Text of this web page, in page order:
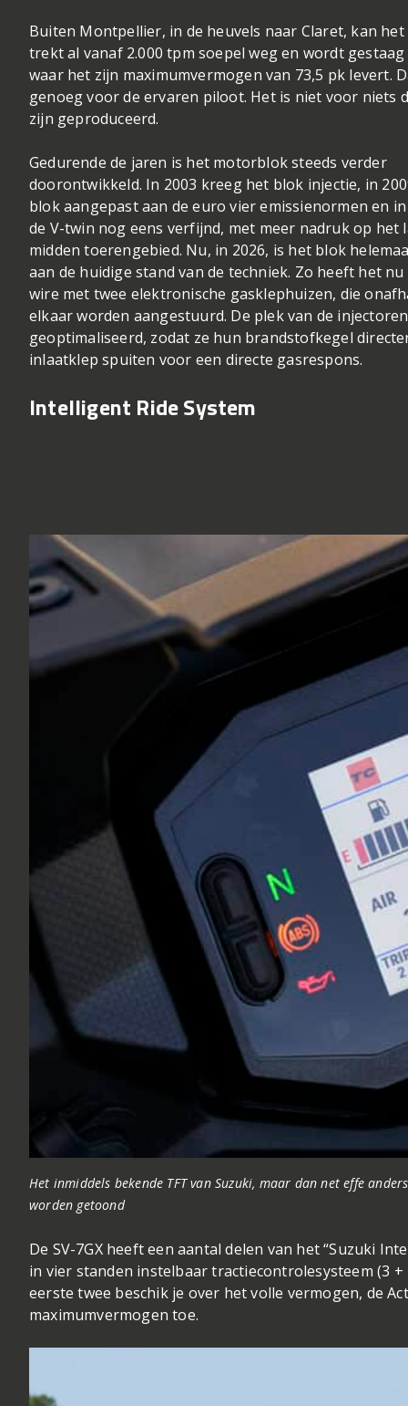
Buiten Montpellier, in de heuvels naar Claret, kan
trekt al vanaf 2.000 tpm soepel weg en wordt
waar het zijn maximumvermogen van 73,5 pk
genoeg voor de ervaren piloot. Het is niet voor niets
zijn geproduceerd.
Gedurende de jaren is het motorblok steeds verder
doorontwikkeld. In 2003 kreeg het blok injectie, in
blok aangepast aan de euro vier emissienormen en
de V-twin nog eens verfijnd, met meer nadruk op het
midden toerengebied. Nu, in 2026, is het blok
aan de huidige stand van de techniek. Zo heeft het
wire met twee elektronische gasklephuizen, die
elkaar worden aangestuurd. De plek van de
geoptimaliseerd, zodat ze hun brandstofkegel
inlaatklep spuiten voor een directe gasrespons.
Intelligent Ride System
Het inmiddels bekende TFT van Suzuki, maar dan net effe
worden getoond
De SV-7GX heeft een aantal delen van het “Suzuki
in vier standen instelbaar tractiecontrolesysteem (3
eerste twee beschik je over het volle vermogen, de
maximumvermogen toe.